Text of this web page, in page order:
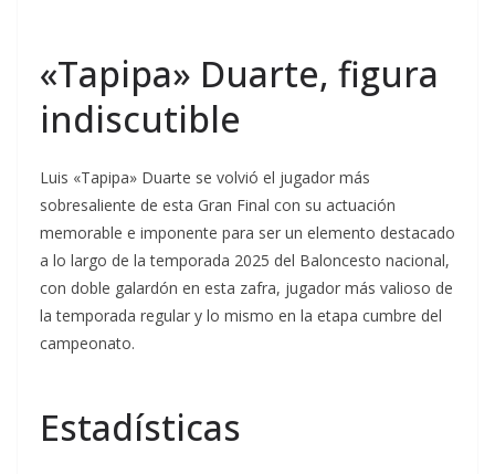
«Tapipa» Duarte, figura
indiscutible
Luis «Tapipa» Duarte se volvió el jugador más
sobresaliente de esta Gran Final con su actuación
memorable e imponente para ser un elemento destacado
a lo largo de la temporada 2025 del Baloncesto nacional,
con doble galardón en esta zafra, jugador más valioso de
la temporada regular y lo mismo en la etapa cumbre del
campeonato.
Estadísticas